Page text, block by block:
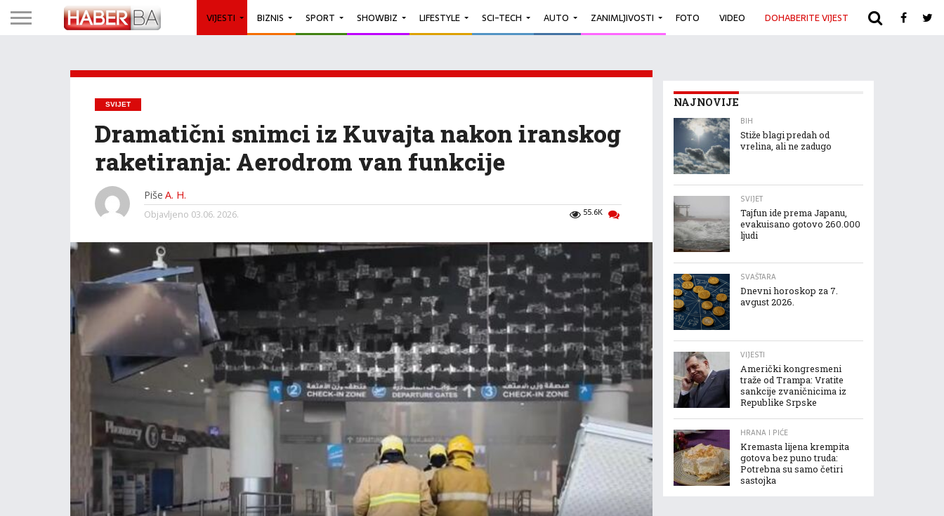
VIJESTI BIZNIS SPORT SHOWBIZ LIFESTYLE SCI-TECH AUTO ZANIMLJIVOSTI FOTO VIDEO DOHABERITE VIJEST ARHIVA
SVIJET
Dramatični snimci iz Kuvajta nakon iranskog
raketiranja: Aerodrom van funkcije
Piše A. H.
55.6K
Objavljeno 03.06. 2026.
NAJNOVIJE
BIH
Stiže blagi predah od
vrelina, ali ne zadugo
SVIJET
Tajfun ide prema Japanu,
evakuisano gotovo 260.000
ljudi
SVAŠTARA
Dnevni horoskop za 7.
avgust 2026.
VIJESTI
Američki kongresmeni
traže od Trampa: Vratite
sankcije zvaničnicima iz
Republike Srpske
HRANA I PIĆE
Kremasta lijena krempita
gotova bez puno truda:
Potrebna su samo četiri
sastojka